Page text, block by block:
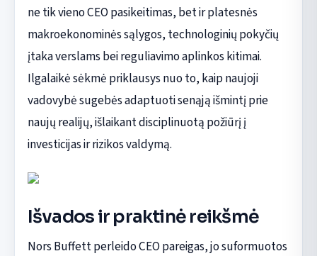
ne tik vieno CEO pasikeitimas, bet ir platesnės
makroekonominės sąlygos, technologinių pokyčių
įtaka verslams bei reguliavimo aplinkos kitimai.
Ilgalaikė sėkmė priklausys nuo to, kaip naujoji
vadovybė sugebės adaptuoti senąją išmintį prie
naujų realijų, išlaikant disciplinuotą požiūrį į
investicijas ir rizikos valdymą.
Išvados ir praktinė reikšmė
Nors Buffett perleido CEO pareigas, jo suformuotos